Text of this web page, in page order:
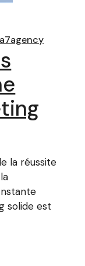
la réussite
solide est